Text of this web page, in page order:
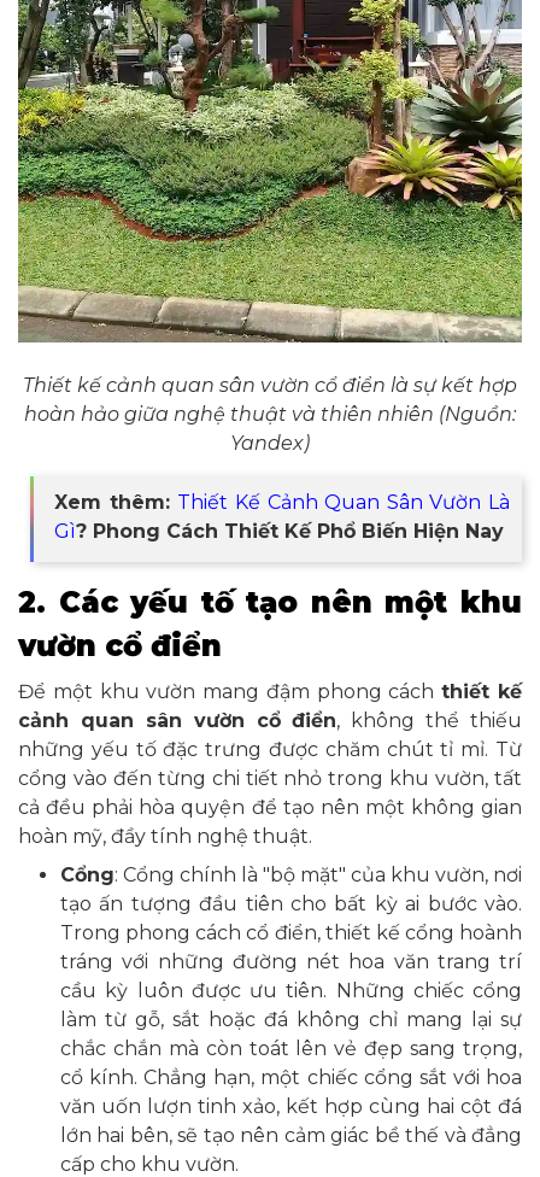
Thiết kế cảnh quan sân vườn cổ điển là sự kết hợp
hoàn hảo giữa nghệ thuật và thiên nhiên (Nguồn:
Yandex)
Xem thêm: Thiết Kế Cảnh Quan Sân Vườn Là
Gì? Phong Cách Thiết Kế Phổ Biến Hiện Nay
2. Các yếu tố tạo nên một khu
vườn cổ điển
Để một khu vườn mang đậm phong cáchthiết kế
cảnh quan sân vườn cổ điển, không thể thiếu
những yếu tố đặc trưng được chăm chút tỉ mỉ. Từ
cổng vào đến từng chi tiết nhỏ trong khu vườn, tất
cả đều phải hòa quyện để tạo nên một không gian
hoàn mỹ, đầy tính nghệ thuật.
Cổng: Cổng chính là "bộ mặt" của khu vườn, nơi
tạo ấn tượng đầu tiên cho bất kỳ ai bước vào.
Trong phong cách cổ điển, thiết kế cổng hoành
tráng với những đường nét hoa văn trang trí
cầu kỳ luôn được ưu tiên. Những chiếc cổng
làm từ gỗ, sắt hoặc đá không chỉ mang lại sự
chắc chắn mà còn toát lên vẻ đẹp sang trọng,
cổ kính. Chẳng hạn, một chiếc cổng sắt với hoa
văn uốn lượn tinh xảo, kết hợp cùng hai cột đá
lớn hai bên, sẽ tạo nên cảm giác bề thế và đẳng
cấp cho khu vườn.